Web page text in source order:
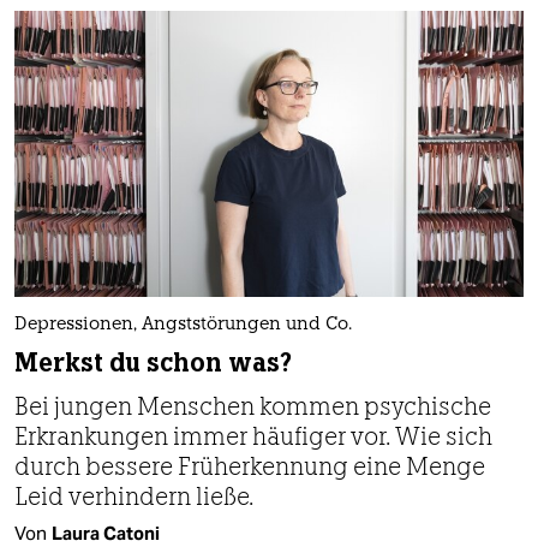
Depressionen, Angststörungen und Co.
Merkst du schon was?
Bei jungen Menschen kommen psychische
Erkrankungen immer häufiger vor. Wie sich
durch bessere Früherkennung eine Menge
Leid verhindern ließe.
Von Laura Catoni